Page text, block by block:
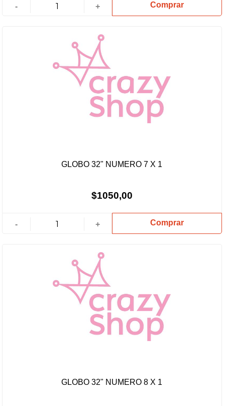
- + Comprar
GLOBO 32" NUMERO 7 X 1
$1050,00
- + Comprar
GLOBO 32" NUMERO 8 X 1